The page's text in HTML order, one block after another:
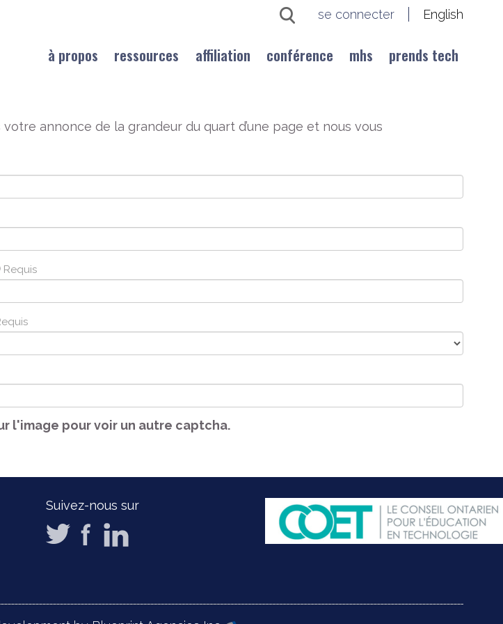
English
se connecter
à propos ressources affiliation conférence mhs prends tech
annonce de la grandeur du quart d’une page et nous vous
Requis
l'image pour voir un autre captcha.
Suivez-nous sur